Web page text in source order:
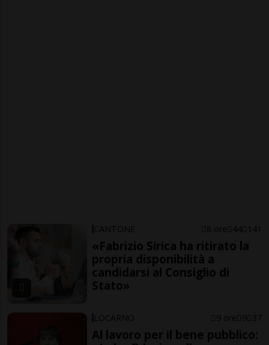
CANTONE 8 ore 44 141
«Fabrizio Sirica ha ritirato la
propria disponibilità a
candidarsi al Consiglio di
Stato»
LOCARNO 9 ore 9 37
Al lavoro per il bene pubblico: